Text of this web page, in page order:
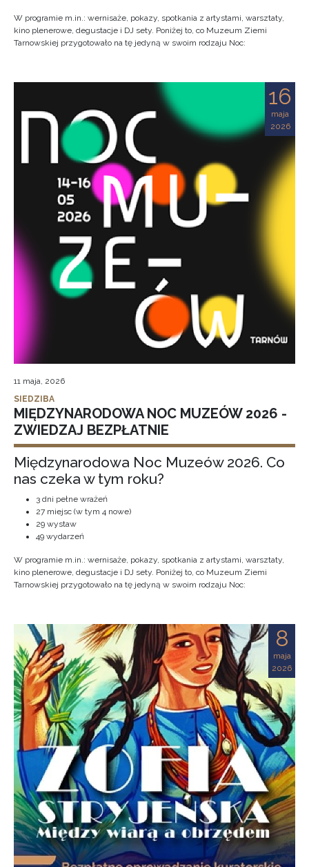
W programie m.in.: wernisaże, pokazy, spotkania z artystami, warsztaty,
kino plenerowe, degustacje i DJ sety. Poniżej to, co Muzeum Ziemi
Tarnowskiej przygotowało na tę jedyną w swoim rodzaju Noc:
16
maja
2026
11 maja, 2026
SIEDZIBA
MIĘDZYNARODOWA NOC MUZEÓW 2026 -
ZWIEDZAJ BEZPŁATNIE
Międzynarodowa Noc Muzeów 2026. Co
nas czeka w tym roku?
3 dni pełne wrażeń
27 miejsc (w tym 4 nowe)
29 wystaw
49 wydarzeń
W programie m.in.: wernisaże, pokazy, spotkania z artystami, warsztaty,
kino plenerowe, degustacje i DJ sety. Poniżej to, co Muzeum Ziemi
Tarnowskiej przygotowało na tę jedyną w swoim rodzaju Noc:
8
maja
2026